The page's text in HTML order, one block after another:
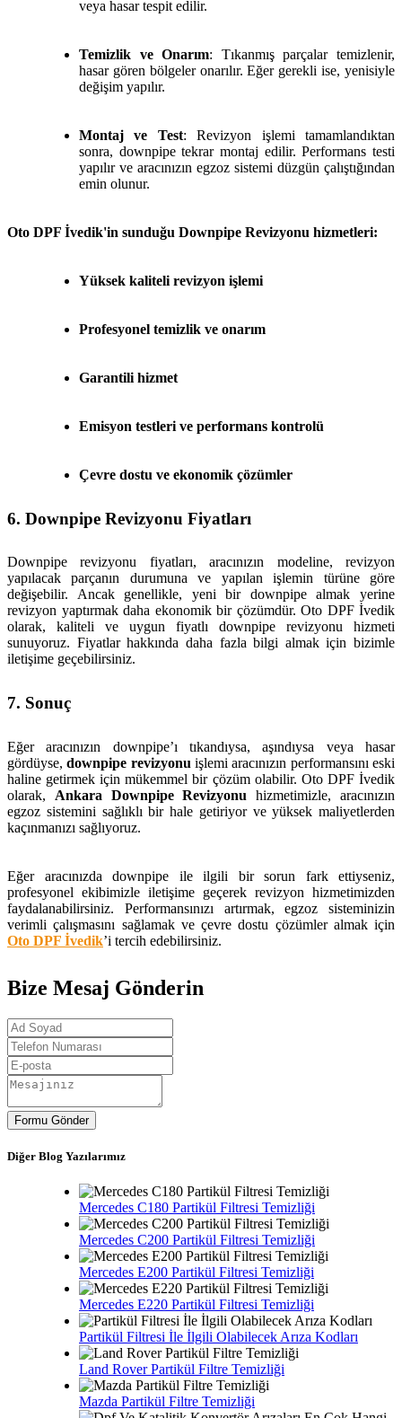
veya hasar tespit edilir.
Temizlik ve Onarım: Tıkanmış parçalar temizlenir,
hasar gören bölgeler onarılır. Eğer gerekli ise, yenisiyle
değişim yapılır.
Montaj ve Test: Revizyon işlemi tamamlandıktan
sonra, downpipe tekrar montaj edilir. Performans testi
yapılır ve aracınızın egzoz sistemi düzgün çalıştığından
emin olunur.
Oto DPF İvedik'in sunduğu Downpipe Revizyonu hizmetleri:
Yüksek kaliteli revizyon işlemi
Profesyonel temizlik ve onarım
Garantili hizmet
Emisyon testleri ve performans kontrolü
Çevre dostu ve ekonomik çözümler
6. Downpipe Revizyonu Fiyatları
Downpipe revizyonu fiyatları, aracınızın modeline, revizyon
yapılacak parçanın durumuna ve yapılan işlemin türüne göre
değişebilir. Ancak genellikle, yeni bir downpipe almak yerine
revizyon yaptırmak daha ekonomik bir çözümdür. Oto DPF İvedik
olarak, kaliteli ve uygun fiyatlı downpipe revizyonu hizmeti
sunuyoruz. Fiyatlar hakkında daha fazla bilgi almak için bizimle
iletişime geçebilirsiniz.
7. Sonuç
Eğer aracınızın downpipe’ı tıkandıysa, aşındıysa veya hasar
gördüyse,downpipe revizyonu işlemi aracınızın performansını eski
haline getirmek için mükemmel bir çözüm olabilir. Oto DPF İvedik
olarak, Ankara Downpipe Revizyonu hizmetimizle, aracınızın
egzoz sistemini sağlıklı bir hale getiriyor ve yüksek maliyetlerden
kaçınmanızı sağlıyoruz.
Eğer aracınızda downpipe ile ilgili bir sorun fark ettiyseniz,
profesyonel ekibimizle iletişime geçerek revizyon hizmetimizden
faydalanabilirsiniz. Performansınızı artırmak, egzoz sisteminizin
verimli çalışmasını sağlamak ve çevre dostu çözümler almak için
Oto DPF İvedik’i tercih edebilirsiniz.
Bize Mesaj Gönderin
Formu Gönder
Diğer Blog Yazılarımız
Mercedes C180 Partikül Filtresi Temizliği
Mercedes C200 Partikül Filtresi Temizliği
Mercedes E200 Partikül Filtresi Temizliği
Mercedes E220 Partikül Filtresi Temizliği
Partikül Filtresi İle İlgili Olabilecek Arıza Kodları
Land Rover Partikül Filtre Temizliği
Mazda Partikül Filtre Temizliği